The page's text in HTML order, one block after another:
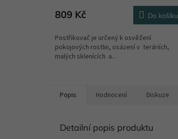
809 Kč Do košíku
Postřikovač je určený k osvěžení
pokojových rostlin, osázení v teráriích,
malých sklenících a...
Popis Hodnocení Diskuze
Detailní popis produktu